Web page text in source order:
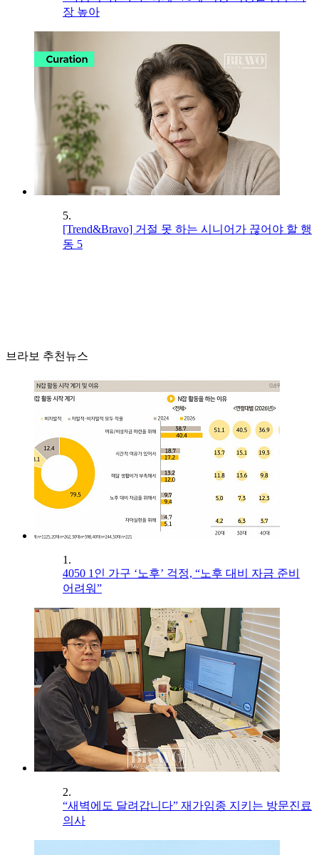
장 높아
5.
[Trend&Bravo] 거절 못 하는 시니어가 끊어야 할 행
동 5
브라보 추천뉴스
1.
4050 1인 가구 ‘노후’ 걱정, “노후 대비 자금 준비
어려워”
2.
“새벽에도 달려갑니다” 재가임종 지키는 방문진료
의사